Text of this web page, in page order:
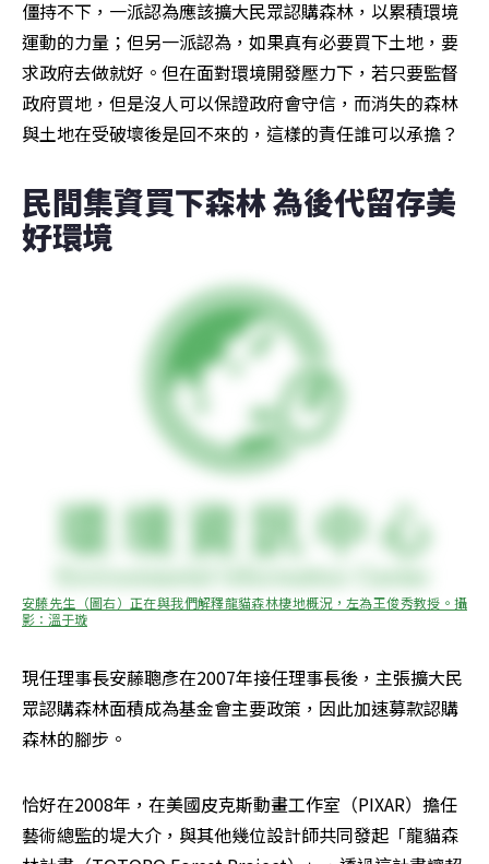
僵持不下，一派認為應該擴大民眾認購森林，以累積環境
運動的力量；但另一派認為，如果真有必要買下土地，要
求政府去做就好。但在面對環境開發壓力下，若只要監督
政府買地，但是沒人可以保證政府會守信，而消失的森林
與土地在受破壞後是回不來的，這樣的責任誰可以承擔？
民間集資買下森林 為後代留存美
好環境
安藤先生（圖右）正在與我們解釋龍貓森林棲地概況，左為王俊秀教授。攝
影：溫于璇
現任理事長安藤聰彥在2007年接任理事長後，主張擴大民
眾認購森林面積成為基金會主要政策，因此加速募款認購
森林的腳步。
恰好在2008年，在美國皮克斯動畫工作室（PIXAR）擔任
藝術總監的堤大介，與其他幾位設計師共同發起「龍貓森